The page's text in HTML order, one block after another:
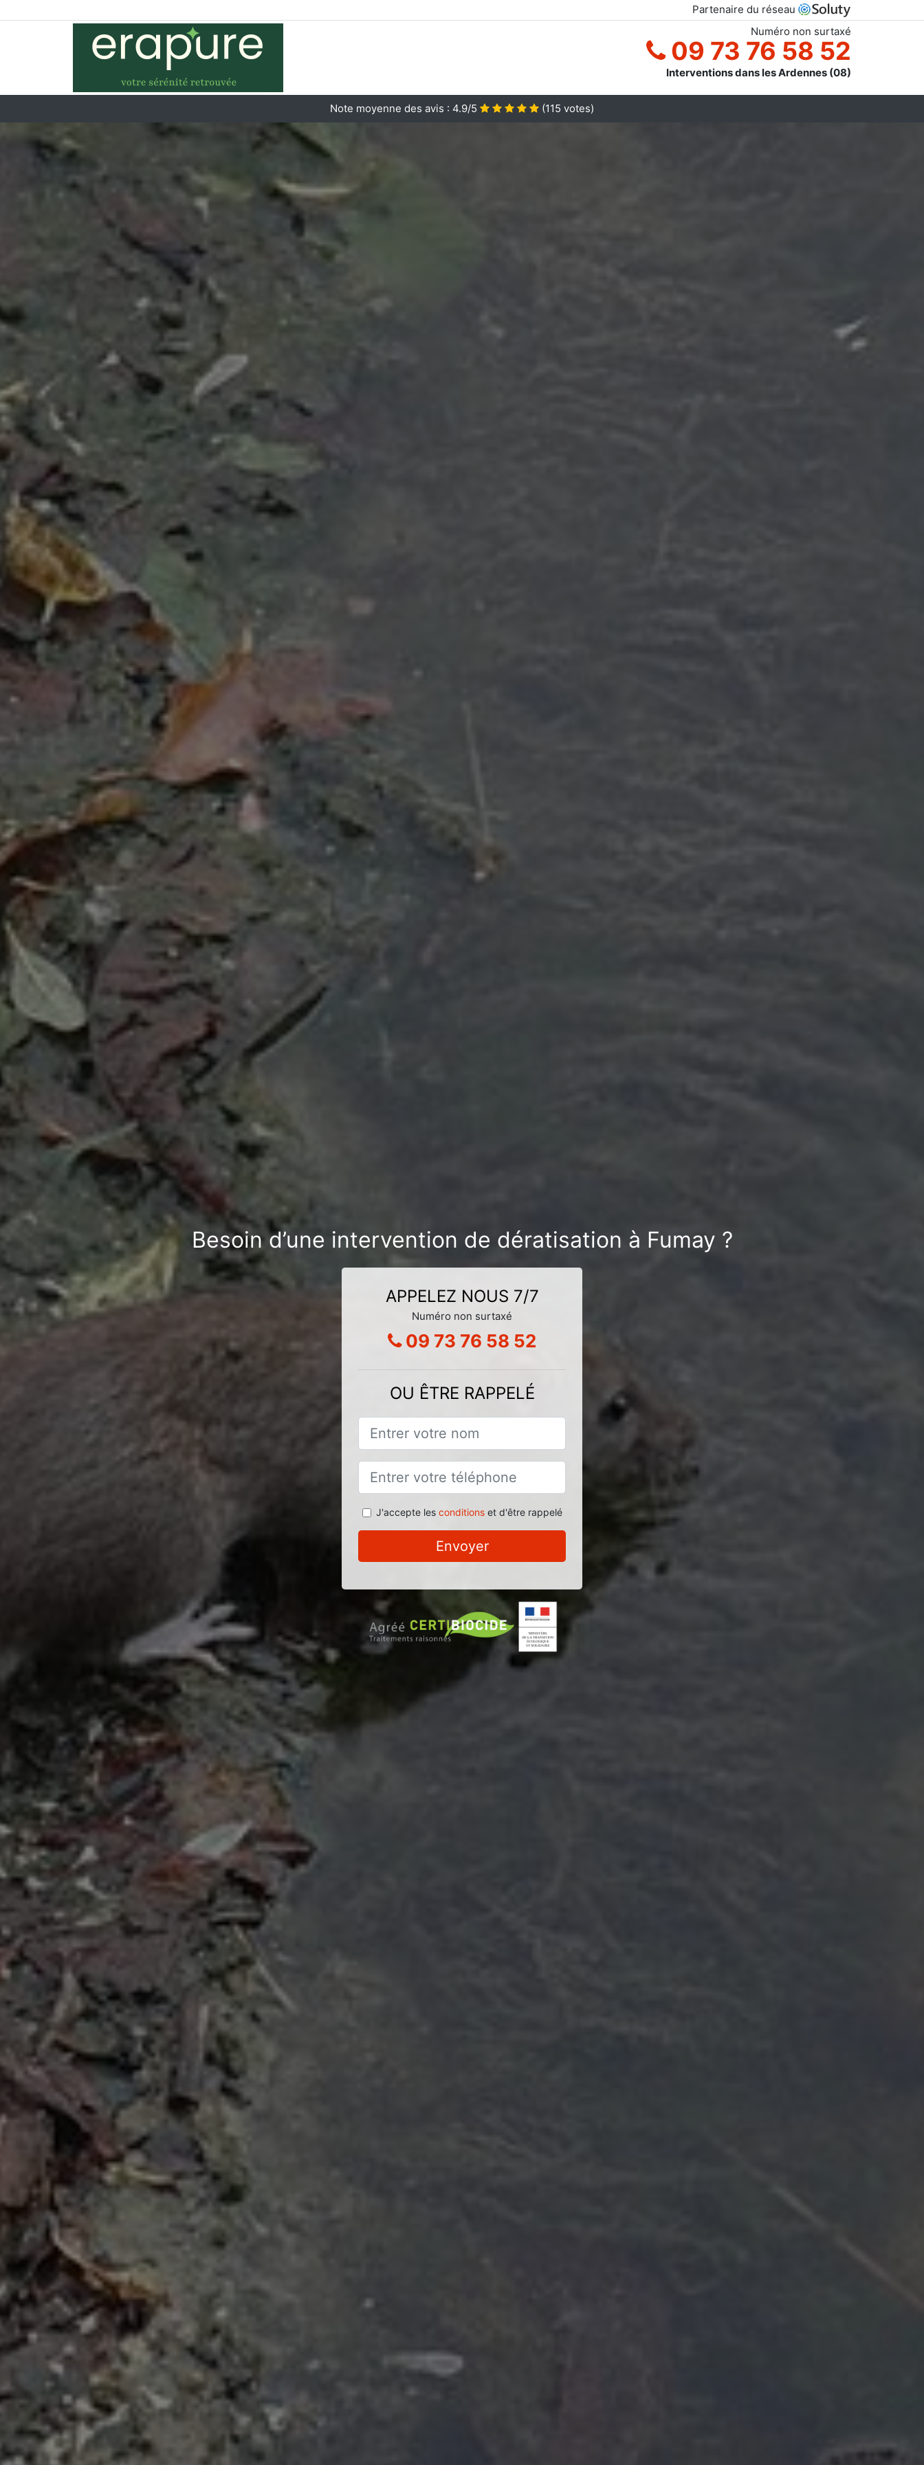
Partenaire du réseau
Numéro non surtaxé
09 73 76 58 52
Interventions dans les Ardennes (08)
Note moyenne des avis : 4.9/5 (115 votes)
Besoin d’une intervention de dératisation à Fumay ?
APPELEZ NOUS 7/7
Numéro non surtaxé
09 73 76 58 52
OU ÊTRE RAPPELÉ
J'accepte les conditionset d'être rappelé
Envoyer